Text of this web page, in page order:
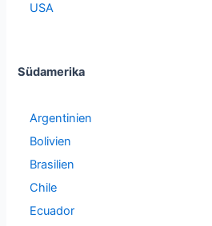
USA
Südamerika
Argentinien
Bolivien
Brasilien
Chile
Ecuador